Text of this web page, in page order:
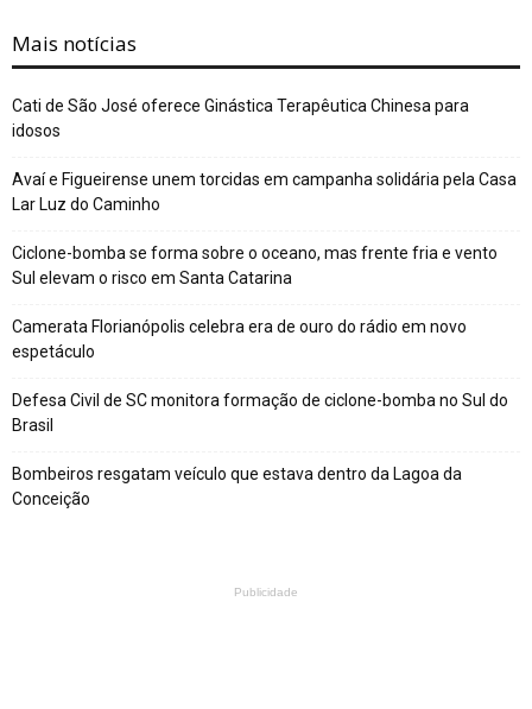
Mais notícias
Cati de São José oferece Ginástica Terapêutica Chinesa para
idosos
Avaí e Figueirense unem torcidas em campanha solidária pela Casa
Lar Luz do Caminho
Ciclone-bomba se forma sobre o oceano, mas frente fria e vento
Sul elevam o risco em Santa Catarina
Camerata Florianópolis celebra era de ouro do rádio em novo
espetáculo
Defesa Civil de SC monitora formação de ciclone-bomba no Sul do
Brasil
Bombeiros resgatam veículo que estava dentro da Lagoa da
Conceição
Publicidade